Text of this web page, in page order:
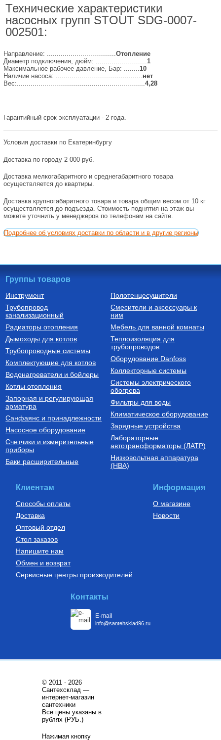
Технические характеристики
насосных групп STOUT SDG-0007-
002501:
Направление: ................................... Отопление
Диаметр подключения, дюйм: .......................... 1
Максимальное рабочее давление, Бар: ........ 10
Наличие насоса: ............................................ нет
Вес:................................................................. 4,28
Гарантийный срок эксплуатации - 2 года.
Условия доставки по Екатеринбургу
Доставка по городу 2 000 руб.
Доставка мелкогабаритного и среднегабаритного товара
осуществляется до квартиры.
Доставка крупногабаритного товара и товара общим весом от 10 кг
осуществляется до подъезда. Стоимость поднятия на этаж вы
можете уточнить у менеджеров по телефонам на сайте.
Подробнее об условиях доставки по области и в другие регионы
Группы товаров
Инструмент
Трубопровод
канализационный
Радиаторы отопления
Дымоходы для котлов
Трубопроводные системы
Комплектующие для котлов
Водонагреватели и бойлеры
Котлы отопления
Запорная и регулирующая
арматура
Санфаянс и принадлежности
Насосное оборудование
Счетчики и измерительные
приборы
Баки расширительные
Полотенцесушители
Смесители и аксессуары к
ним
Мебель для ванной комнаты
Теплоизоляция для
трубопроводов
Оборудование Danfoss
Коллекторные системы
Системы электрического
обогрева
Фильтры для воды
Климатическое оборудование
Зарядные устройства
Лабораторные
автотрансформаторы (ЛАТР)
Низковольтная аппаратура
(НВА)
Клиентам
Способы оплаты
Доставка
Оптовый отдел
Стол заказов
Напишите нам
Обмен и возврат
Сервисные центры производителей
Информация
О магазине
Новости
Контакты
E-mail
info@santehsklad96.ru
© 2011 - 2026
Сантехсклад —
интернет-магазин
сантехники
Все цены указаны в
рублях (РУБ.)
Нажимая кнопку